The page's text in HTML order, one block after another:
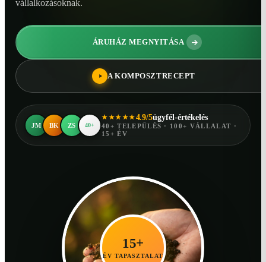
vállalkozásoknak.
ÁRUHÁZ MEGNYITÁSA
A KOMPOSZTRECEPT
JM BK ZS 40+
★★★★★4.9/5ügyfél-értékelés
40+ TELEPÜLÉS · 100+ VÁLLALAT ·
15+ ÉV
15+
ÉV TAPASZTALAT